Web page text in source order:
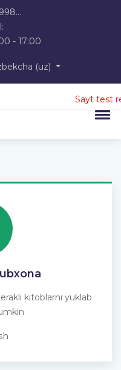
- 17:00
‎(uz)‎
Sayt test
kitoblarni yuklab